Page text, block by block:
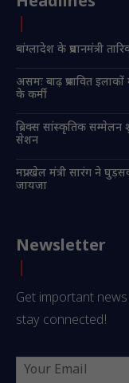
बांग्लादेश के प्रधानमंत्री
असमः बाढ़ प्रभावित
के कर्मी
ब्रिक्स सांस्कृतिक
सेशन
मप्रः खेल मंत्री सारंग ने
जायजा
Newsletter
Get important
stay connected!